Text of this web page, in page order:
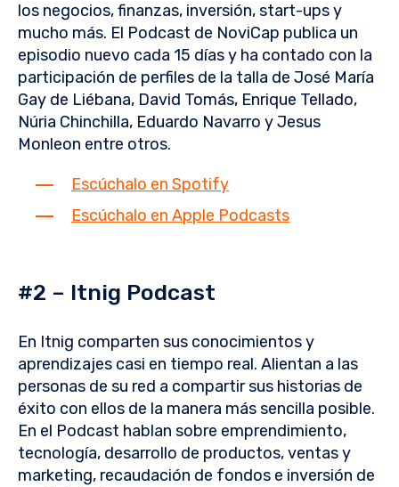
los negocios, finanzas, inversión, start-ups y
mucho más. El Podcast de NoviCap publica un
episodio nuevo cada 15 días y ha contado con la
participación de perfiles de la talla de José María
Gay de Liébana, David Tomás, Enrique Tellado,
Núria Chinchilla, Eduardo Navarro y Jesus
Monleon entre otros.
Escúchalo en Spotify
Escúchalo en Apple Podcasts
#2 – Itnig Podcast
En Itnig comparten sus conocimientos y
aprendizajes casi en tiempo real. Alientan a las
personas de su red a compartir sus historias de
éxito con ellos de la manera más sencilla posible.
En el Podcast hablan sobre emprendimiento,
tecnología, desarrollo de productos, ventas y
marketing, recaudación de fondos e inversión de